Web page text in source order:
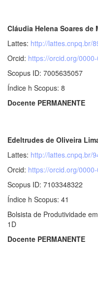
Cláudia Helena Soares de
Lattes: http://lattes.cnpq.br/
Orcid: https://orcid.org/
Scopus ID: 7005635057
Índice h Scopus: 8
Docente PERMANENTE
Edeltrudes de Oliveira
Lattes: http://lattes.cnpq.br/
Orcid: https://orcid.org/
Scopus ID: 7103348322
Índice h Scopus: 41
Bolsista de Produtividade
1D
Docente PERMANENTE